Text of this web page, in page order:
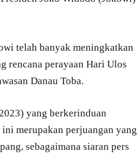
telah banyak meningkatkan
rencana perayaan Hari Ulos
Danau Toba.
yang berkerinduan
merupakan perjuangan yang
sebagaimana siaran pers